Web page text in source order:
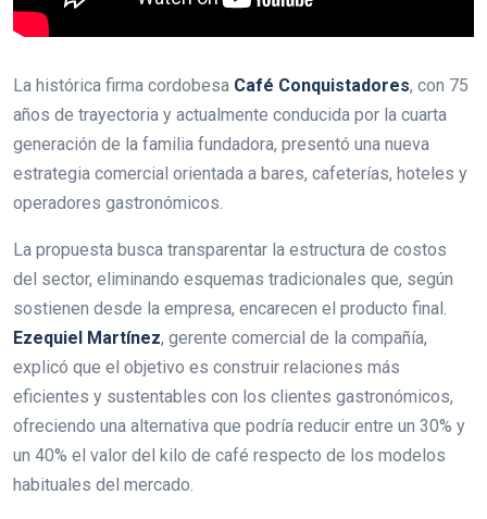
La histórica firma cordobesa Café Conquistadores, con 75
años de trayectoria y actualmente conducida por la cuarta
generación de la familia fundadora, presentó una nueva
estrategia comercial orientada a bares, cafeterías, hoteles y
operadores gastronómicos.
La propuesta busca transparentar la estructura de costos
del sector, eliminando esquemas tradicionales que, según
sostienen desde la empresa, encarecen el producto final.
Ezequiel Martínez, gerente comercial de la compañía,
explicó que el objetivo es construir relaciones más
eficientes y sustentables con los clientes gastronómicos,
ofreciendo una alternativa que podría reducir entre un 30% y
un 40% el valor del kilo de café respecto de los modelos
habituales del mercado.